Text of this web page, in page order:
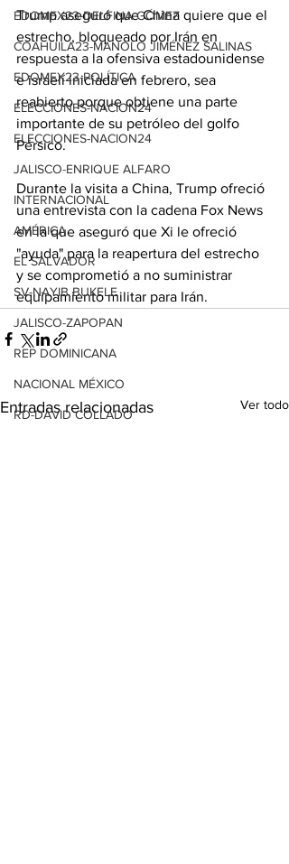
EDOMEX23-DELFINA GÓMEZ
COAHUILA23-MANOLO JIMÉNEZ SALINAS
EDOMEX23-POLÍTICA
ELECCIONES-NACION24
ELECCIONES-NACION24
JALISCO-ENRIQUE ALFARO
INTERNACIONAL
AMÉRICA
EL SALVADOR
SV-NAYIB BUKELE
JALISCO-ZAPOPAN
REP DOMINICANA
NACIONAL MÉXICO
RD-DAVID COLLADO
Trump aseguró que China quiere que el
estrecho, bloqueado por Irán en
respuesta a la ofensiva estadounidense
e israelí iniciada en febrero, sea
reabierto porque obtiene una parte
importante de su petróleo del golfo
Pérsico.
Durante la visita a China, Trump ofreció
una entrevista con la cadena Fox News
en la que aseguró que Xi le ofreció
"ayuda" para la reapertura del estrecho
y se comprometió a no suministrar
equipamiento militar para Irán.
Entradas relacionadas Ver todo